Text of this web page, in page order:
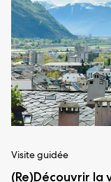
Visite guidée
(Re)Découvrir la